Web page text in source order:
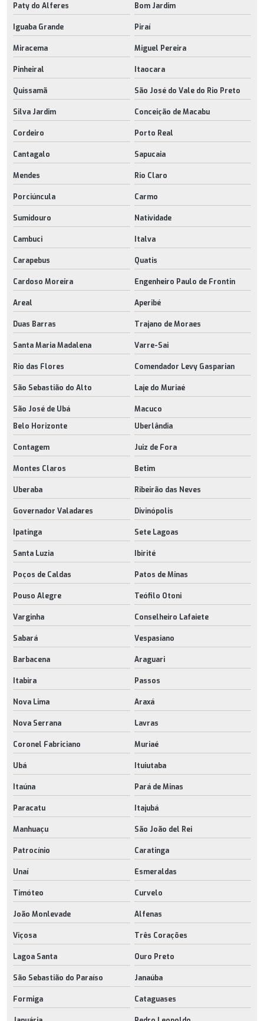
Paty do Alferes Bom Jardim
Iguaba Grande Piraí
Miracema Miguel Pereira
Pinheiral Itaocara
Quissamã São José do Vale do Rio Preto
Silva Jardim Conceição de Macabu
Cordeiro Porto Real
Cantagalo Sapucaia
Mendes Rio Claro
Porciúncula Carmo
Sumidouro Natividade
Cambuci Italva
Carapebus Quatis
Cardoso Moreira Engenheiro Paulo de Frontin
Areal Aperibé
Duas Barras Trajano de Moraes
Santa Maria Madalena Varre-Sai
Rio das Flores Comendador Levy Gasparian
São Sebastião do Alto Laje do Muriaé
São José de Ubá
Macuco
Belo Horizonte
Uberlândia
Contagem Juiz de Fora
Montes Claros Betim
Uberaba Ribeirão das Neves
Governador Valadares Divinópolis
Ipatinga Sete Lagoas
Santa Luzia Ibirité
Poços de Caldas Patos de Minas
Pouso Alegre Teófilo Otoni
Varginha Conselheiro Lafaiete
Sabará Vespasiano
Barbacena Araguari
Itabira Passos
Nova Lima Araxá
Nova Serrana Lavras
Coronel Fabriciano Muriaé
Ubá Ituiutaba
Itaúna Pará de Minas
Paracatu Itajubá
Manhuaçu São João del Rei
Patrocínio Caratinga
Unaí Esmeraldas
Timóteo Curvelo
João Monlevade Alfenas
Viçosa Três Corações
Lagoa Santa Ouro Preto
São Sebastião do Paraíso Janaúba
Formiga Cataguases